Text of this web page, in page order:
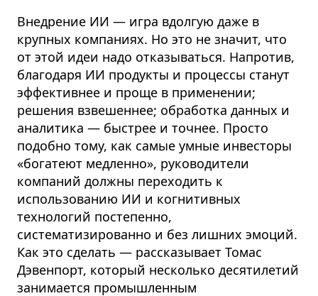
Внедрение ИИ — игра вдолгую даже в
крупных компаниях. Но это не значит, что
от этой идеи надо отказываться. Напротив,
благодаря ИИ продукты и процессы станут
эффективнее и проще в применении;
решения взвешеннее; обработка данных и
аналитика — быстрее и точнее. Просто
подобно тому, как самые умные инвесторы
«богатеют медленно», руководители
компаний должны переходить к
использованию ИИ и когнитивных
технологий постепенно,
систематизированно и без лишних эмоций.
Как это сделать — рассказывает Томас
Дэвенпорт, который несколько десятилетий
занимается промышленным